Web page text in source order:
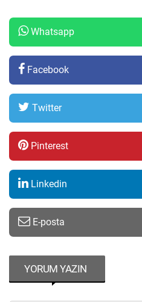
Whatsapp
Facebook
Twitter
Pinterest
Linkedin
E-posta
YORUM YAZIN